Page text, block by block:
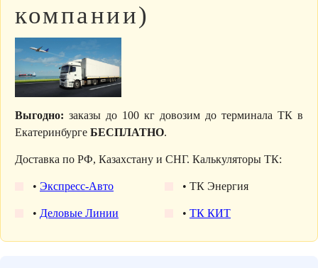
компании)
Выгодно: заказы до 100 кг довозим до терминала ТК в
Екатеринбурге БЕСПЛАТНО.
Доставка по РФ, Казахстану и СНГ. Калькуляторы ТК:
• Экспресс-Авто
• Деловые Линии
• ТК Энергия
• ТК КИТ